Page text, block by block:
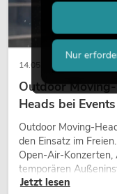
14.05.2026
Outdoor
Heads bei Events
Outdoor Moving-
den Einsatz im
Open-Air-Konzerten,
temporären
Jetzt lesen
Nur